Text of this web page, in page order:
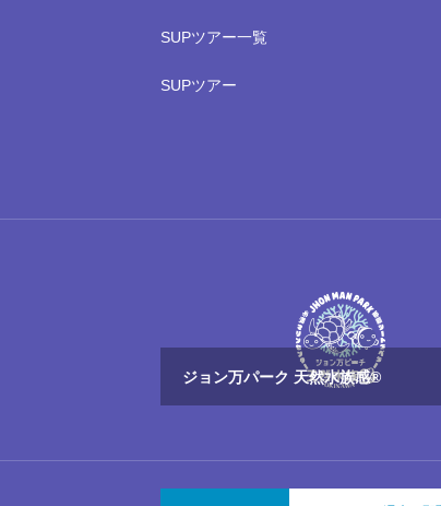
SUPツアー一覧
SUPツアー
ジョン万パーク 天然水族感®